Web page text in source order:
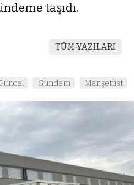
taşıdı.
TÜM YAZILARI
Gündem Manşetüst